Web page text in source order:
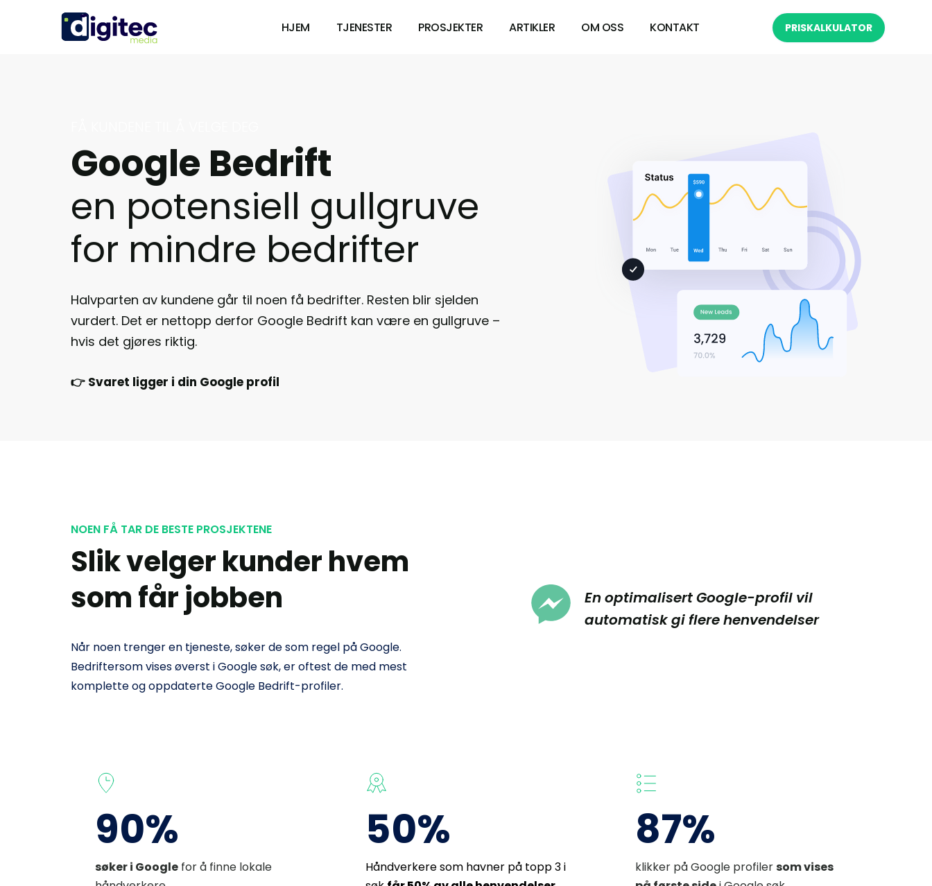
HJEM TJENESTER PROSJEKTER ARTIKLER OM OSS KONTAKT PRISKALKULATOR
Google Bedrift
en potensiell gullgruve
for mindre bedrifter
Halvparten av kundene går til noen få bedrifter. Resten blir sjelden
vurdert. Det er nettopp derfor Google Bedrift kan være en gullgruve –
hvis det gjøres riktig.
👉 Svaret ligger i din Google profil
NOEN FÅ TAR DE BESTE PROSJEKTENE
Slik velger kunder hvem
som får jobben
Når noen trenger en tjeneste, søker de som regel på Google.
Bedriftersom vises øverst i Google søk, er oftest de med mest
komplette og oppdaterte Google Bedrift-profiler.
En optimalisert Google-profil vil
automatisk gi flere henvendelser
90%
søker i Google for å finne lokale
50%
Håndverkere som havner på topp 3 i
87%
klikker på Google profiler som vises